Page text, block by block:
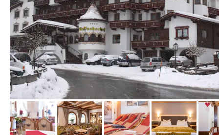
von Tourismusverband Wildschönau